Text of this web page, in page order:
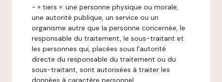
- « tiers »: une personne physique ou morale,
une autorité publique, un service ou un
organisme autre que la personne concernée, le
responsable du traitement, le sous-traitant et
les personnes qui, placées sous l'autorité
directe du responsable du traitement ou du
sous-traitant, sont autorisées à traiter les
données à caractère personnel.